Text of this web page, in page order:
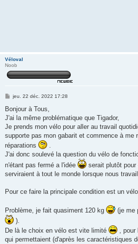
Véloval
Noob
M
s
a
g
jeu. 22 déc. 2022 17:28
Bonjour à Tous,
J'ai la même problématique que Tigador,
Je prends mon vélo pour aller au travail
supporte pas mon gabarit et commence à me
réparations
.
J'ai donc soulevé la question du vélo de
n'étant pas fermé a l'idée
serait plutôt
serviraient à tout le monde lorsque nous
Pour ce faire la principale condition est un
Problème, je fait quasiment 120 kg
(je me
).
De là le choix en vélo est vite limité
, pour
qui permettaient (d'après les caractéristiques